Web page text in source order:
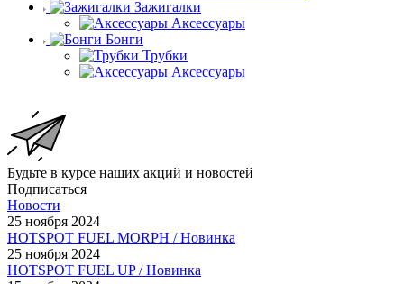
Зажигалки
Аксессуары
Бонги
Трубки
Аксессуары
Будьте в курсе наших акций и новостей
Подписаться
Новости
25 ноября 2024
HOTSPOT FUEL MORPH / Новинка
25 ноября 2024
HOTSPOT FUEL UP / Новинка